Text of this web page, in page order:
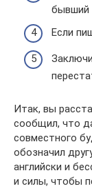
бывший
Если
Итак, вы
сообщил, что
совместного
обозначил
английски и
и силы, чтобы